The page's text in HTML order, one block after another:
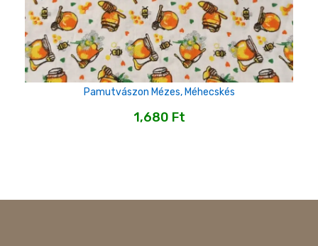
Pamutvászon Mézes, Méhecskés
1,680 Ft